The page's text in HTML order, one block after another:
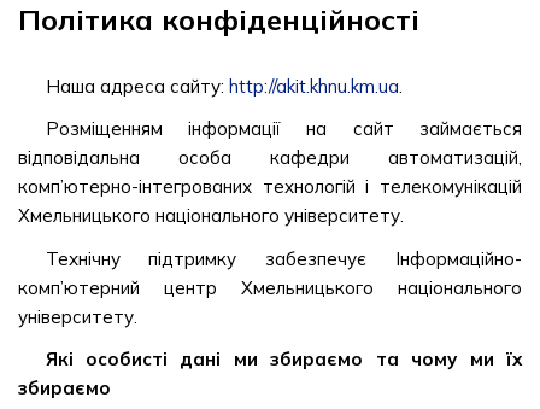
Політика конфіденційності
Наша адреса сайту: http://akit.khnu.km.ua.
Розміщенням інформації на сайт займається
відповідальна особа кафедри автоматизацій,
комп’ютерно-інтегрованих технологій і телекомунікацій
Хмельницького національного університету.
Технічну підтримку забезпечує Інформаційно-
комп’ютерний центр Хмельницького національного
університету.
Які особисті дані ми збираємо та чому ми їх
збираємо